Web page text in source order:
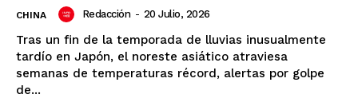
CHINA Redacción - 20 Julio, 2026
Tras un fin de la temporada de lluvias inusualmente
tardío en Japón, el noreste asiático atraviesa
semanas de temperaturas récord, alertas por golpe
de...